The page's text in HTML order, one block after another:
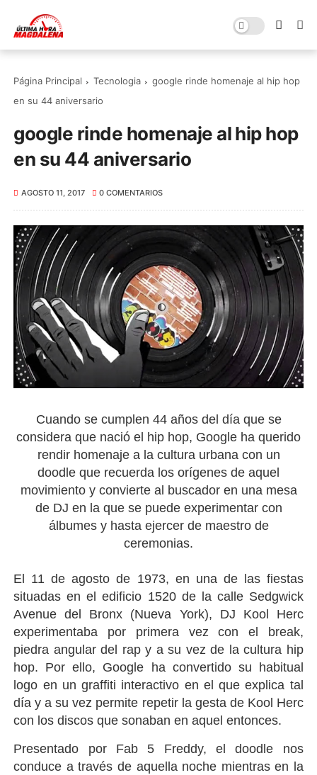
Página Principal Tecnologia
google rinde homenaje al hip hop
en su 44 aniversario
google rinde homenaje al hip hop
en su 44 aniversario
AGOSTO 11, 2017 0 COMENTARIOS
Cuando se cumplen 44 años del día que se
considera que nació el hip hop, Google ha querido
rendir homenaje a la cultura urbana con un
doodle que recuerda los orígenes de aquel
movimiento y convierte al buscador en una mesa
de DJ en la que se puede experimentar con
álbumes y hasta ejercer de maestro de
ceremonias.
El 11 de agosto de 1973, en una de las fiestas
situadas en el edificio 1520 de la calle Sedgwick
Avenue del Bronx (Nueva York), DJ Kool Herc
experimentaba por primera vez con el break,
piedra angular del rap y a su vez de la cultura hip
hop. Por ello, Google ha convertido su habitual
logo en un graffiti interactivo en el que explica tal
día y a su vez permite repetir la gesta de Kool Herc
con los discos que sonaban en aquel entonces.
Presentado por Fab 5 Freddy, el doodle nos
conduce a través de aquella noche mientras en la